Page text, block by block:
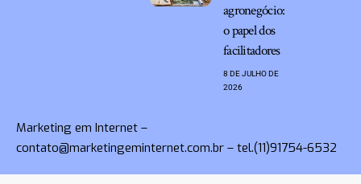
agronegócio:
o papel dos
facilitadores
8 DE JULHO DE
2026
Marketing em Internet –
contato@marketingeminternet.com.br – tel.(11)91754-6532